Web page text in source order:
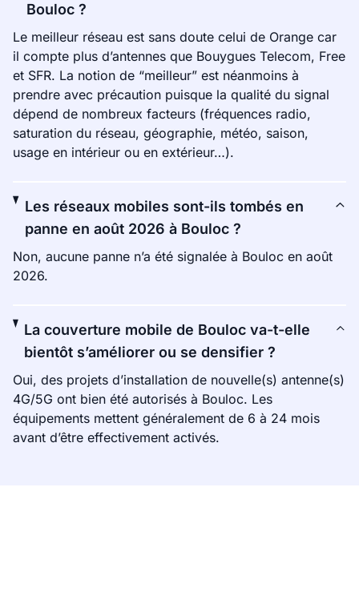
Bouloc ?
Le meilleur réseau est sans doute celui de Orange car
il compte plus d’antennes que Bouygues Telecom, Free
et SFR. La notion de “meilleur” est néanmoins à
prendre avec précaution puisque la qualité du signal
dépend de nombreux facteurs (fréquences radio,
saturation du réseau, géographie, météo, saison,
usage en intérieur ou en extérieur…).
Les réseaux mobiles sont-ils tombés en
panne en août 2026 à Bouloc ?
Non, aucune panne n’a été signalée à Bouloc en août
2026.
La couverture mobile de Bouloc va-t-elle
bientôt s’améliorer ou se densifier ?
Oui, des projets d’installation de nouvelle(s) antenne(s)
4G/5G ont bien été autorisés à Bouloc. Les
équipements mettent généralement de 6 à 24 mois
avant d’être effectivement activés.